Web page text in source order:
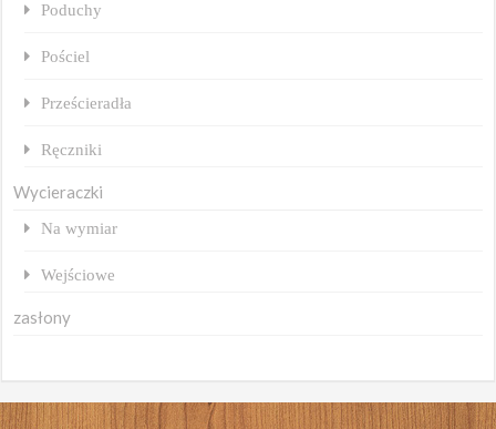
Poduchy
Pościel
Prześcieradła
Ręczniki
Wycieraczki
Na wymiar
Wejściowe
zasłony